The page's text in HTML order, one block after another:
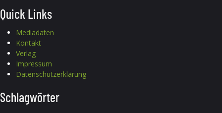
Quick Links
Mediadaten
Kontakt
Verlag
Impressum
Datenschutzerklärung
Schlagwörter